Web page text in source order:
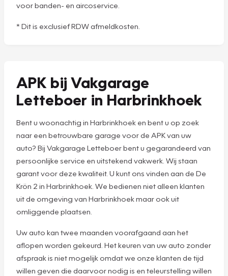
voor banden- en aircoservice.
* Dit is exclusief RDW afmeldkosten.
APK bij Vakgarage
Letteboer in Harbrinkhoek
Bent u woonachtig in Harbrinkhoek en bent u op zoek
naar een betrouwbare garage voor de APK van uw
auto? Bij Vakgarage Letteboer bent u gegarandeerd van
persoonlijke service en uitstekend vakwerk. Wij staan
garant voor deze kwaliteit. U kunt ons vinden aan de De
Krön 2 in Harbrinkhoek. We bedienen niet alleen klanten
uit de omgeving van Harbrinkhoek maar ook uit
omliggende plaatsen.
Uw auto kan twee maanden voorafgaand aan het
aflopen worden gekeurd. Het keuren van uw auto zonder
afspraak is niet mogelijk omdat we onze klanten de tijd
willen geven die daarvoor nodig is en teleurstelling willen